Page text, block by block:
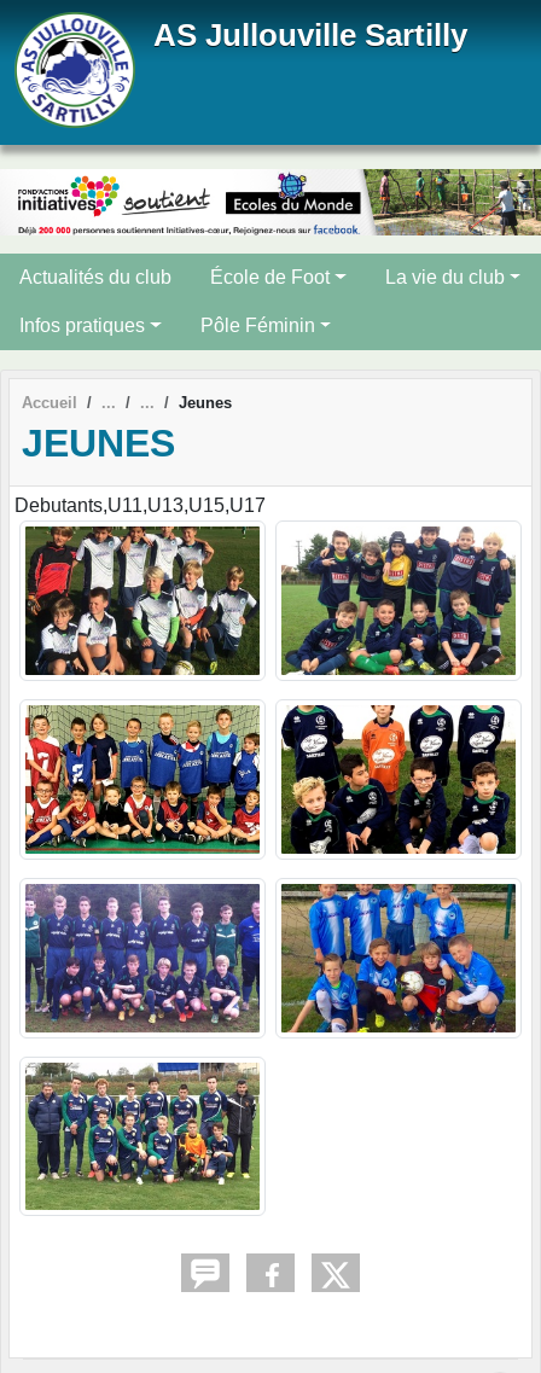
AS Jullouville Sartilly
Actualités du club École de Foot La vie du club
Infos pratiques Pôle Féminin
Accueil Jeunes
JEUNES
Debutants,U11,U13,U15,U17
Panneau de gestion des cookies